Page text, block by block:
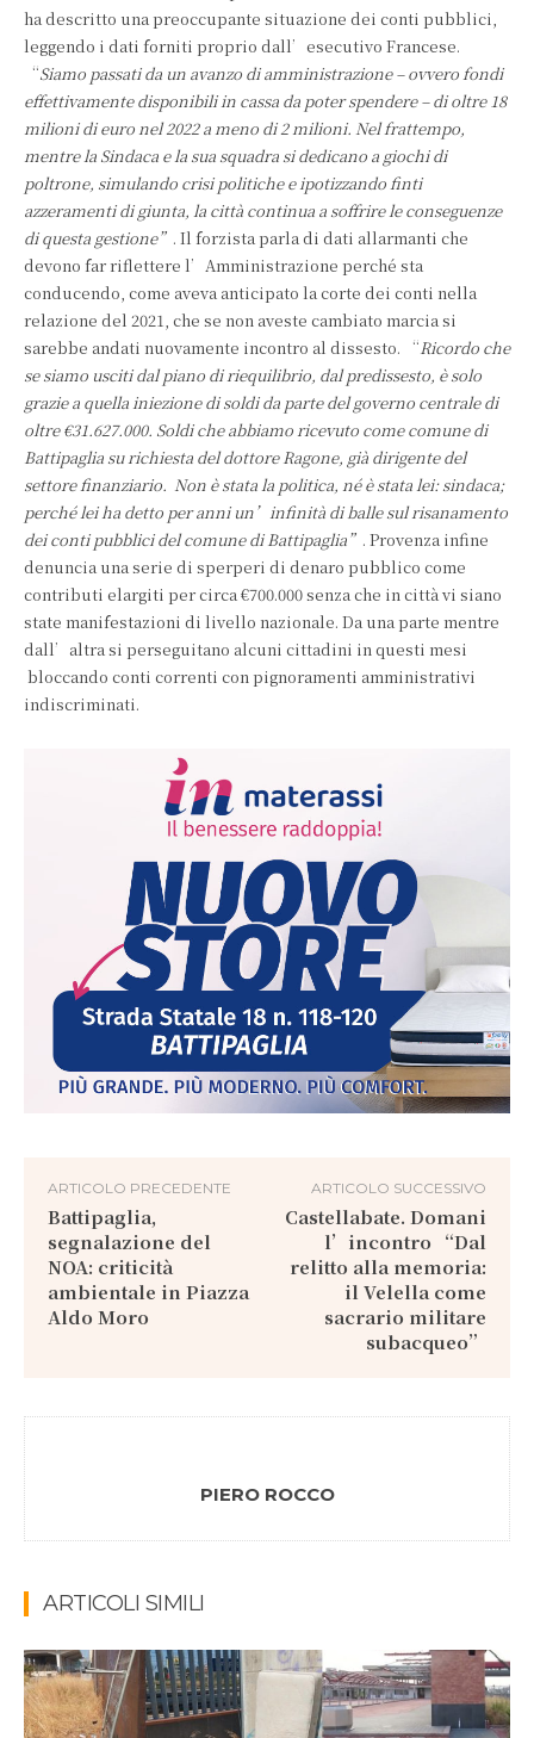
ha descritto una preoccupante situazione dei conti pubblici,
leggendo i dati forniti proprio dall’esecutivo Francese.
“Siamo passati da un avanzo di amministrazione – ovvero fondi
effettivamente disponibili in cassa da poter spendere – di oltre 18
milioni di euro nel 2022 a meno di 2 milioni. Nel frattempo,
mentre la Sindaca e la sua squadra si dedicano a giochi di
poltrone, simulando crisi politiche e ipotizzando finti
azzeramenti di giunta, la città continua a soffrire le conseguenze
di questa gestione” . Il forzista parla di dati allarmanti che
devono far riflettere l’Amministrazione perché sta
conducendo, come aveva anticipato la corte dei conti nella
relazione del 2021, che se non aveste cambiato marcia si
sarebbe andati nuovamente incontro al dissesto. “Ricordo che
se siamo usciti dal piano di riequilibrio, dal predissesto, è solo
grazie a quella iniezione di soldi da parte del governo centrale di
oltre €31.627.000. Soldi che abbiamo ricevuto come comune di
Battipaglia su richiesta del dottore Ragone, già dirigente del
settore finanziario. Non è stata la politica, né è stata lei: sindaca;
perché lei ha detto per anni un’infinità di balle sul risanamento
dei conti pubblici del comune di Battipaglia” . Provenza infine
denuncia una serie di sperperi di denaro pubblico come
contributi elargiti per circa €700.000 senza che in città vi siano
state manifestazioni di livello nazionale. Da una parte mentre
dall’altra si perseguitano alcuni cittadini in questi mesi
bloccando conti correnti con pignoramenti amministrativi
indiscriminati.
ARTICOLO PRECEDENTE
Battipaglia,
segnalazione del
NOA: criticità
ambientale in Piazza
Aldo Moro
ARTICOLO SUCCESSIVO
Castellabate. Domani
l’incontro “Dal
relitto alla memoria:
il Velella come
sacrario militare
subacqueo”
PIERO ROCCO
ARTICOLI SIMILI